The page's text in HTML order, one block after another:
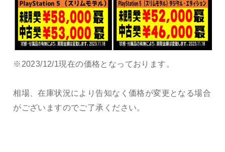
※2023/12/1現在の価格となっております。
相場、在庫状況により告知なく価格が変更となる場合
がございますのでご了承ください。